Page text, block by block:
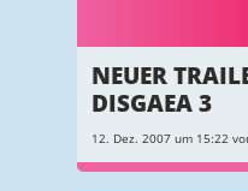
NEUER
DISGAEA 3
12. Dez. 2007 um 15:22